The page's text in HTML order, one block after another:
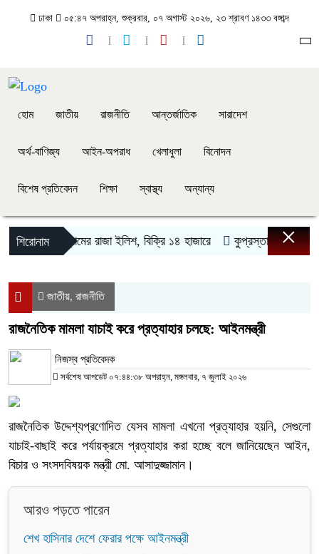
ঢাকা ০৫:৪৭ অপরাহ্ন, শুক্রবার, ০৭ অগাস্ট ২০২৬, ২৩ শ্রাবণ ১৪৩৩ বঙ্গাব্দ
হোম জাতীয় রাজনীতি আন্তর্জাতিক সারাদেশ
অর্থ-বাণিজ্য আইন-অপরাধ খেলাধুলা বিনোদন
বিশেষ প্রতিবেদন শিক্ষা স্বাস্থ্য অন্যান্য
শিরোনাম
৬০০ গ্রামের রাজা ইলিশ, বিক্রি ১৪ হাজারে কুপ্রস্তাব প্রত্যাখ্যান,
×
জাতীয়, রাজনীতি
রাজনৈতিক মামলা যাচাই করে প্রত্যাহার চলছে: আইনমন্ত্রী
নিজস্ব প্রতিবেদক
সর্বশেষ আপডেট ০৭:৪৪:৩৮ অপরাহ্ন, মঙ্গলবার, ৭ জুলাই ২০২৬
রাজনৈতিক উদ্দেশ্যপ্রণোদিত যেসব মামলা এখনো প্রত্যাহার হয়নি, সেগুলো
যাচাই-বাছাই করে পর্যায়ক্রমে প্রত্যাহার করা হচ্ছে বলে জানিয়েছেন আইন,
বিচার ও সংসদবিষয়ক মন্ত্রী মো. আসাদুজ্জামান।
আরও পড়তে পারেন
শেখ হাসিনার দেশে ফেরার পক্ষে আইনমন্ত্রী